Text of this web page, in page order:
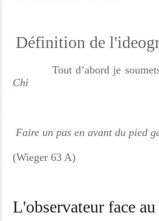
Définition de
Tout d’abord je soumets à
Chi
Faire un pas en avant du pied
(Wieger 63 A)
L'observateur face